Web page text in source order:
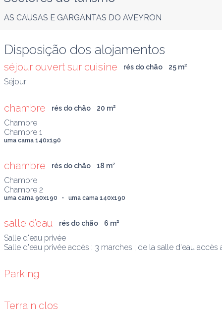
AS CAUSAS E GARGANTAS DO AVEYRON
Disposição dos alojamentos
séjour ouvert sur cuisine rés do chão 25 m²
Séjour
chambre rés do chão 20 m²
Chambre
Chambre 1
uma cama 140x190
chambre rés do chão 18 m²
Chambre
Chambre 2
uma cama 90x190   •   uma cama 140x190
salle d’eau rés do chão 6 m²
Salle d'eau privée
Salle d'eau privée accès : 3 marches ; de la salle d'eau accès
Parking
Terrain clos